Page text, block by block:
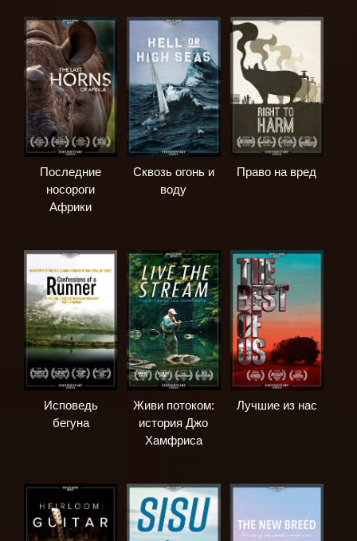
Последние
носороги
Африки
Сквозь огонь и
воду
Право на вред
Исповедь
бегуна
Живи потоком:
история Джо
Хамфриса
Лучшие из нас